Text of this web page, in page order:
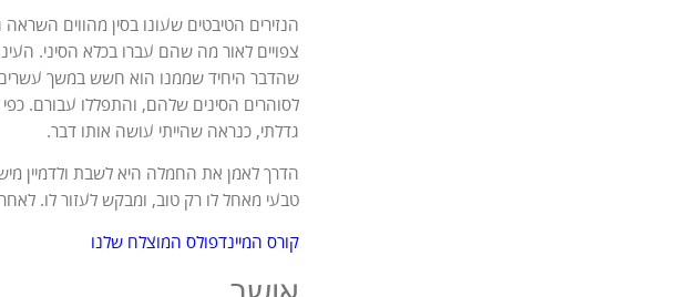
הנזירים הטיבטים שעונו בסין מהווים
צפויים לאור מה שהם עברו בכלא הסיני.
שהדבר היחיד שממנו הוא חשש במשך עשרים
לסוהרים הסינים שלהם, והתפללו עבורם.
גדלתי, כנראה שהייתי עושה אותו דבר.
הדרך לאמן את החמלה היא לשבת ולדמיין
טבעי מאחל לו רק טוב, ומבקש לעזור לו.
קורס המיינדפולס המוצלח שלנו